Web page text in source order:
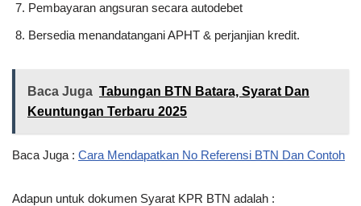
Pembayaran angsuran secara autodebet
Bersedia menandatangani APHT & perjanjian kredit.
Baca Juga Tabungan BTN Batara, Syarat Dan
Keuntungan Terbaru 2025
Baca Juga : Cara Mendapatkan No Referensi BTN Dan Contoh
Adapun untuk dokumen Syarat KPR BTN adalah :